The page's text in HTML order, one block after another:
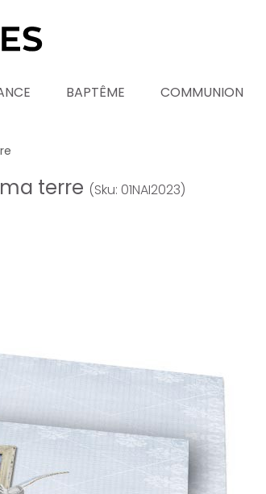
BAPTÊME COMMUNION
terre (Sku: 01NAI2023)